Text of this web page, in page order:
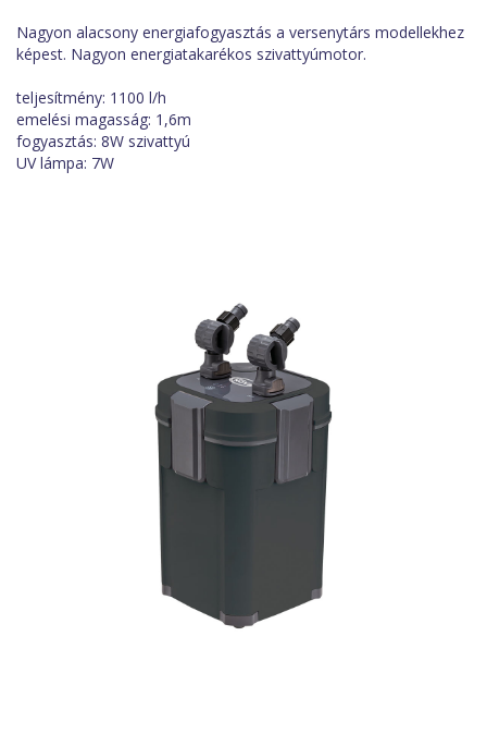
Nagyon alacsony energiafogyasztás a versenytárs modellekhez
képest. Nagyon energiatakarékos szivattyúmotor.
teljesítmény: 1100 l/h
emelési magasság: 1,6m
fogyasztás: 8W szivattyú
UV lámpa: 7W